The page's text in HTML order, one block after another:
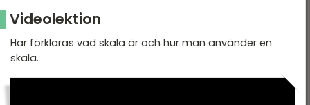
Videolektion
Här förklaras vad skala är och hur man använder en
skala.